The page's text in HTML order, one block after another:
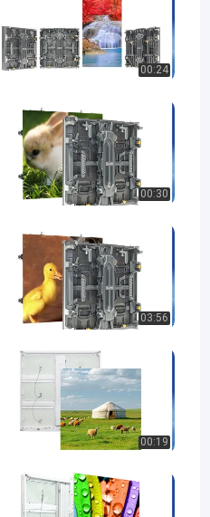
00:24
00:30
03:56
00:19